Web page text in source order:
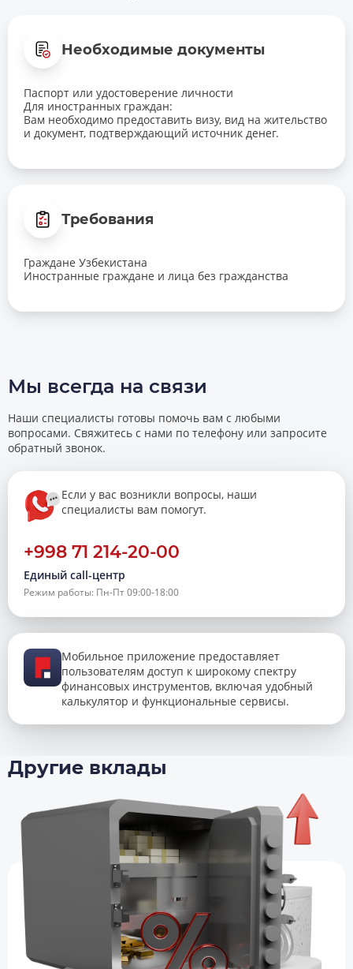
Необходимые документы
Паспорт или удостоверение личности
Для иностранных граждан:
Вам необходимо предоставить визу, вид на жительство
и документ, подтверждающий источник денег.
Требования
Граждане Узбекистана
Иностранные граждане и лица без гражданства
Мы всегда на связи
Наши специалисты готовы помочь вам с любыми
вопросами. Свяжитесь с нами по телефону или запросите
обратный звонок.
Если у вас возникли вопросы, наши
специалисты вам помогут.
+998 71 214-20-00
Единый call-центр
Режим работы: Пн-Пт 09:00-18:00
Мобильное приложение предоставляет
пользователям доступ к широкому спектру
финансовых инструментов, включая удобный
калькулятор и функциональные сервисы.
Другие вклады